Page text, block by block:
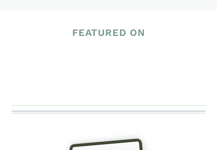
FEATURED ON